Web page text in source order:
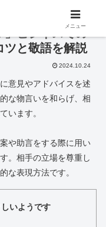
ビジネスでの
ツと敬語を解説
2024.10.24
意見やアドバイスを述
な物言いを和らげ、相
います。
や助言をする際に用い
。相手の立場を尊重し
な表現方法です。
いようです
メニュー